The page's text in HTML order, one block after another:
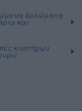
δολώματα
και
κινητήρων